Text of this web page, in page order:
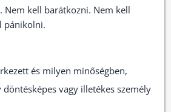
Nem kell barátkozni. Nem kell
pánikolni.
és milyen minőségben,
vagy illetékes személy